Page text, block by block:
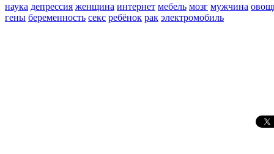
наука депрессия женщина интернет мебель мозг мужчина
гены беременность секс ребёнок рак электромобиль